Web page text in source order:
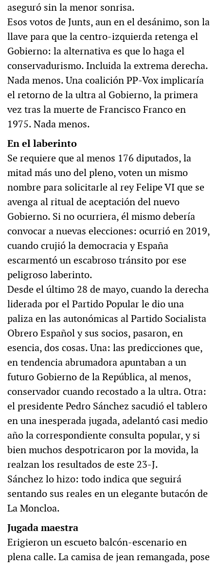
aseguró sin la menor sonrisa.
Esos votos de Junts, aun en el desánimo, son la
llave para que la centro-izquierda retenga el
Gobierno: la alternativa es que lo haga el
conservadurismo. Incluida la extrema derecha.
Nada menos. Una coalición PP-Vox implicaría
el retorno de la ultra al Gobierno, la primera
vez tras la muerte de Francisco Franco en
1975. Nada menos.
En el laberinto
Se requiere que al menos 176 diputados, la
mitad más uno del pleno, voten un mismo
nombre para solicitarle al rey Felipe VI que se
avenga al ritual de aceptación del nuevo
Gobierno. Si no ocurriera, él mismo debería
convocar a nuevas elecciones: ocurrió en 2019,
cuando crujió la democracia y España
escarmentó un escabroso tránsito por ese
peligroso laberinto.
Desde el último 28 de mayo, cuando la derecha
liderada por el Partido Popular le dio una
paliza en las autonómicas al Partido Socialista
Obrero Español y sus socios, pasaron, en
esencia, dos cosas. Una: las predicciones que,
en tendencia abrumadora apuntaban a un
futuro Gobierno de la República, al menos,
conservador cuando recostado a la ultra. Otra:
el presidente Pedro Sánchez sacudió el tablero
en una inesperada jugada, adelantó casi medio
año la correspondiente consulta popular, y si
bien muchos despotricaron por la movida, la
realzan los resultados de este 23-J.
Sánchez lo hizo: todo indica que seguirá
sentando sus reales en un elegante butacón de
La Moncloa.
Jugada maestra
Erigieron un escueto balcón-escenario en
plena calle. La camisa de jean remangada, pose